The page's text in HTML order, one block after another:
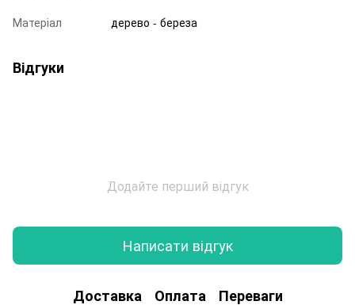
Матеріал дерево - береза
Відгуки
Додайте перший відгук
Написати відгук
Доставка Оплата Переваги